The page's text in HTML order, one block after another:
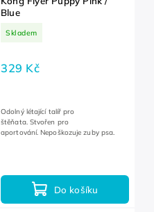
Blue
Skladem
329 Kč
Do košíku
Odolný létající talíř pro
štěňata. Stvořen pro
aportování. Nepoškozuje zuby psa.